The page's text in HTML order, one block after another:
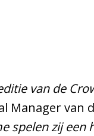
van de
Manager van
spelen zij